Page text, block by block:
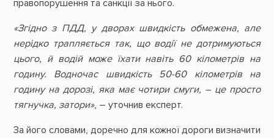
правопорушення та санкції за нього.
«Згідно з ПДД, у дворах швидкість обмежена, але
нерідко трапляється так, що водії не дотримуються
цього, й водій може їхати навіть 60 кілометрів на
годину. Водночас швидкість 50-60 кілометрів на
годину на дорозі, яка має чотири смуги, – це просто
тягнучка, затори», – уточнив експерт.
За його словами, доречно для кожної дороги визначити